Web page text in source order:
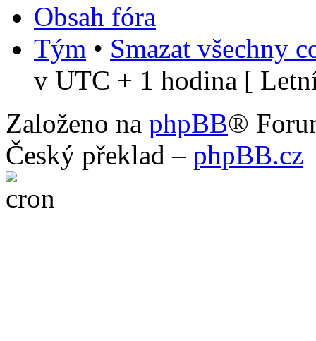
Obsah fóra
Tým • Smazat všechny
v UTC + 1 hodina [
Založeno na phpBB®
Český překlad – phpBB.cz